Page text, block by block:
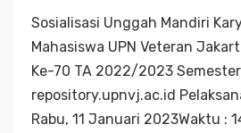
Sosialisasi Unggah Mandiri
Mahasiswa UPN Veteran
Ke-70 TA 2022/2023
repository.upnvj.ac.id
Rabu, 11 Januari 2023Waktu :